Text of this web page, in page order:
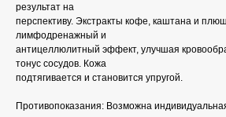
результат на
перспективу. Экстракты кофе, каштана и
лимфодренажный и
антицеллюлитный эффект, улучшая
тонус сосудов. Кожа
подтягивается и становится упругой.
Противопоказания: Возможна